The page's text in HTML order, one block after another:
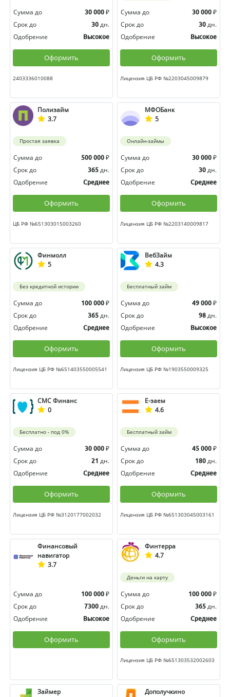
Сумма до 30 000 ₽
Срок до
30 дн.
Одобрение
Высокое
Оформить
2403336010088
Сумма до 30 000 ₽
Срок до
30 дн.
Одобрение
Высокое
Оформить
Лицензия ЦБ РФ №2203045009879
Полизайм
3.7
Простая заявка
Сумма до 500 000 ₽
Срок до
365 дн.
Одобрение
Среднее
Оформить
ЦБ РФ №651303015003260
МФОБанк
5
Онлайн-займы
Сумма до 30 000 ₽
Срок до
30 дн.
Одобрение
Среднее
Оформить
Лицензия ЦБ РФ №2203140009817
Финмолл
5
Без кредитной истории
Сумма до 100 000 ₽
Срок до
365 дн.
Одобрение
Среднее
Оформить
Лицензия ЦБ РФ №651403550005541
ВебЗайм
4.3
Бесплатный займ
Сумма до 49 000 ₽
Срок до
98 дн.
Одобрение
Высокое
Оформить
Лицензия ЦБ РФ №1903550009325
СМС Финанс
0
Бесплатно - под 0%
Сумма до 30 000 ₽
Срок до
21 дн.
Одобрение
Среднее
Оформить
Лицензия ЦБ РФ №3120177002032
Е-заем
4.6
Бесплатный займ
Сумма до 45 000 ₽
Срок до
180 дн.
Одобрение
Среднее
Оформить
Лицензия ЦБ РФ №651303045003161
Финансовый
навигатор
3.7
Сумма до 100 000 ₽
Срок до
7300 дн.
Одобрение
Высокое
Оформить
Финтерра
4.7
Деньги на карту
Сумма до 100 000 ₽
Срок до
365 дн.
Одобрение
Среднее
Оформить
Лицензия ЦБ РФ №651303532002603
Займер
Дополучкино